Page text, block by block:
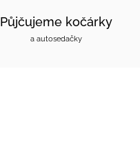
Půjčujeme kočárky
a autosedačky